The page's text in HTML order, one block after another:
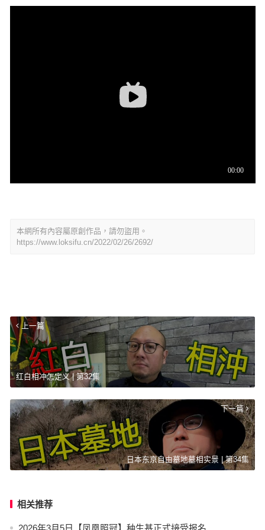
本網所有內容屬原創作品，請勿盜用。
https://www.loksifu.cn/2022/02/26/2692/
上一篇
红白相冲怎定义 | 第32集
下一篇
日本东京自由墓地墓相实景 | 第34集
相关推荐
2026年3月5日【凤凰照冠】种生基正式接受报名